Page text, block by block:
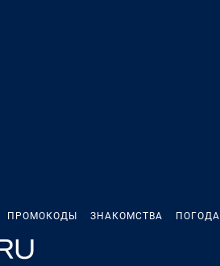
ПРОМОКОДЫ ЗНАКОМСТВА ПОГОДА